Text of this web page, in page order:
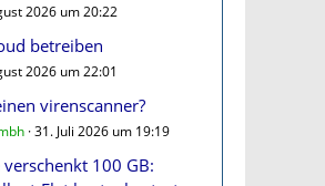
2026 um 20:22
betreiben
2026 um 22:01
virenscanner?
31. Juli 2026 um 19:19
100 GB: